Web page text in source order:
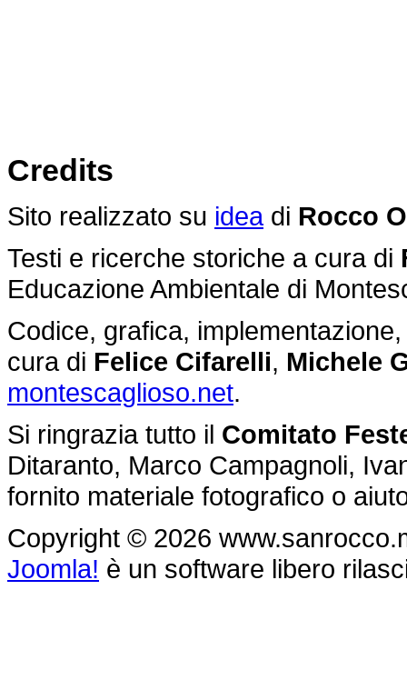
Credits
Sito realizzato su ideadi Rocco
Testi e ricerche storiche a cura di
Educazione Ambientale di
Codice, grafica,
cura di Felice Cifarelli, Michele
montescaglioso.net.
Si ringrazia tutto il Comitato
Ditaranto, Marco Campagnoli,
fornito materiale fotografico o
Copyright © 2026
Joomla! è un software libero